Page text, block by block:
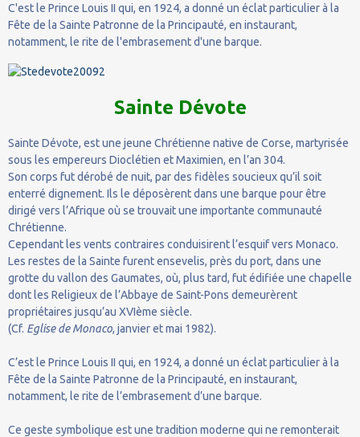
C'est le Prince Louis II qui, en 1924, a donné un éclat particulier à la
Fête de la Sainte Patronne de la Principauté, en instaurant,
notamment, le rite de l'embrasement d'une barque.
Sainte Dévote
Sainte Dévote, est une jeune Chrétienne native de Corse, martyrisée
sous les empereurs Dioclétien et Maximien, en l’an 304.
Son corps fut dérobé de nuit, par des fidèles soucieux qu’il soit
enterré dignement. Ils le déposèrent dans une barque pour être
dirigé vers l’Afrique où se trouvait une importante communauté
Chrétienne.
Cependant les vents contraires conduisirent l’esquif vers Monaco.
Les restes de la Sainte furent ensevelis, près du port, dans une
grotte du vallon des Gaumates, où, plus tard, fut édifiée une chapelle
dont les Religieux de l’Abbaye de Saint-Pons demeurèrent
propriétaires jusqu’au XVIème siècle.
(Cf. Eglise de Monaco, janvier et mai 1982).
C’est le Prince Louis II qui, en 1924, a donné un éclat particulier à la
Fête de la Sainte Patronne de la Principauté, en instaurant,
notamment, le rite de l’embrasement d’une barque.
Ce geste symbolique est une tradition moderne qui ne remonterait